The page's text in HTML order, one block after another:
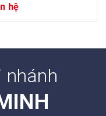
hệ
nhánh